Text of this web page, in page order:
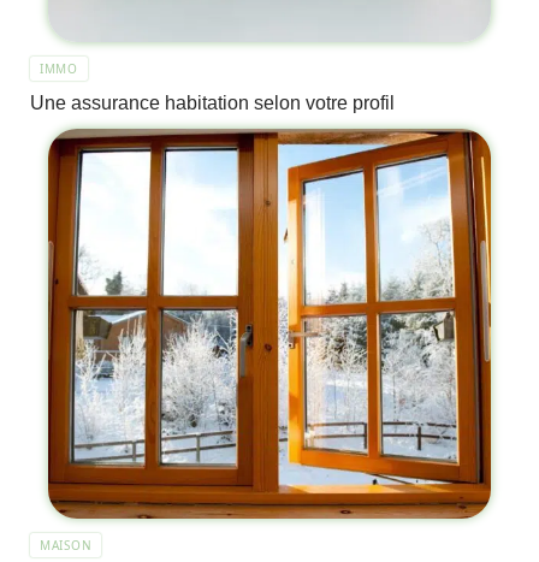
IMMO
Une assurance habitation selon votre profil
MAISON